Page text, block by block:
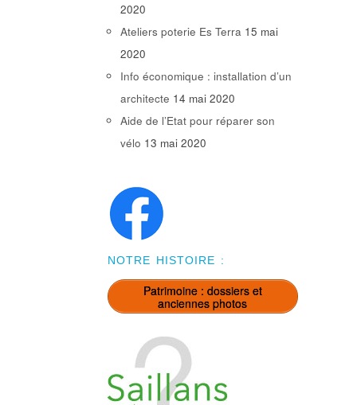
2020
Ateliers poterie Es Terra 15 mai
2020
Info économique : installation d’un
architecte 14 mai 2020
Aide de l’Etat pour réparer son
vélo 13 mai 2020
NOTRE HISTOIRE :
Patrimoine : dossiers et
anciennes photos